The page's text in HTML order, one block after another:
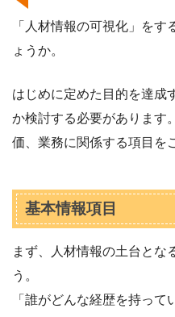
「人材情報の可視化」を
ょうか。
はじめに定めた目的を達成
か検討する必要があります
価、業務に関係する項目を
基本情報項目
まず、人材情報の土台とな
う。
「誰がどんな経歴を持っ